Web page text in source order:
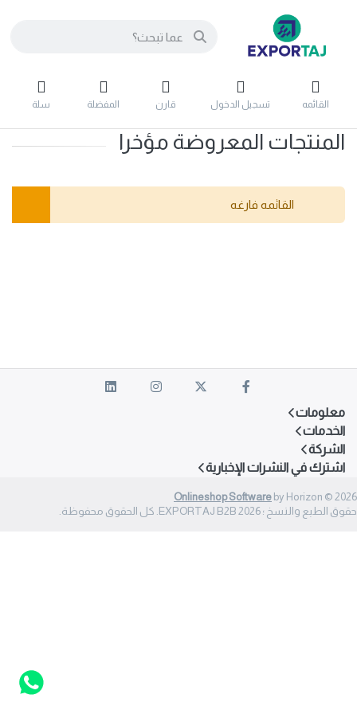
القائمه تسجيل الدخول قارن المفضلة سلة
المنتجات المعروضة مؤخرا
القائمه فارغه
معلومات
الخدمات
الشركة
اشترك في النشرات الإخبارية
Onlineshop Software by Horizon © 2026
حقوق الطبع والنسخ ؛ 2026 EXPORTAJ B2B. كل الحقوق محفوظة.